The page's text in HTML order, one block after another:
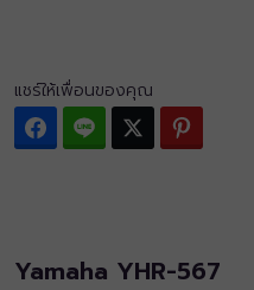
แชร์ให้เพื่อนของคุณ
Facebook
Line Twitter
Yamaha YHR-567